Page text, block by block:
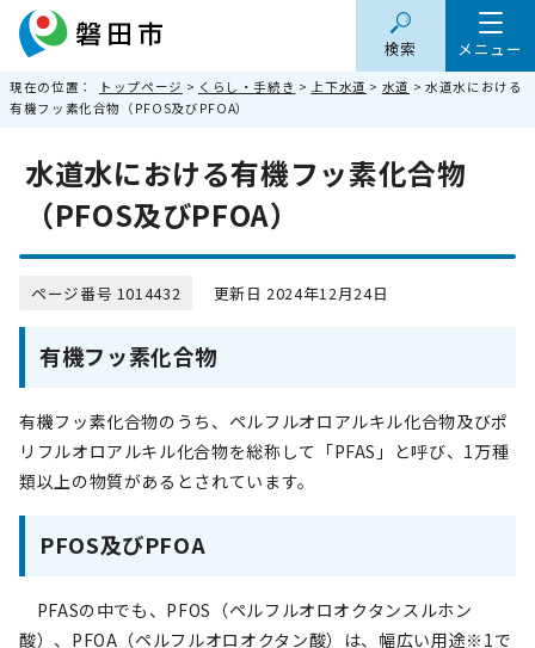
メニュー
検索
現在の位置： トップページ > くらし・手続き >上下水道 > 水道 > 水道水における
有機フッ素化合物（PFOS及びPFOA）
水道水における有機フッ素化合物
（PFOS及びPFOA）
ページ番号 1014432 更新日 2024年12月24日
有機フッ素化合物
有機フッ素化合物のうち、ペルフルオロアルキル化合物及びポ
リフルオロアルキル化合物を総称して「PFAS」と呼び、1万種
類以上の物質があるとされています。
PFOS及びPFOA
PFASの中でも、PFOS（ペルフルオロオクタンスルホン
酸）、PFOA（ペルフルオロオクタン酸）は、幅広い用途※1で